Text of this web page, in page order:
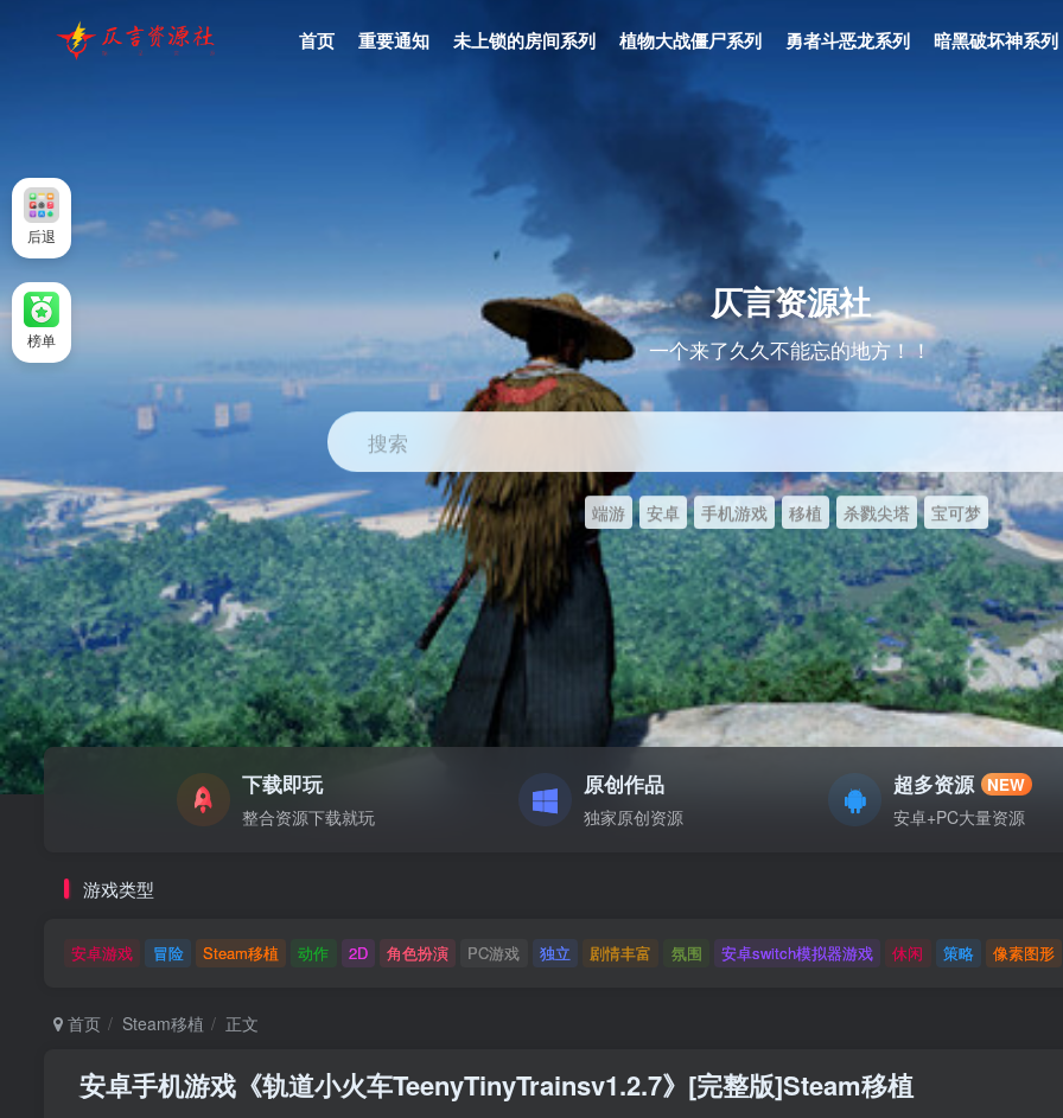
首页 重要通知 未上锁的房间系列 植物大战僵尸系列 勇者斗恶龙系列 暗黑破坏神系列
仄言资源社
一个来了久久不能忘的地方！！
搜索
端游 安卓 手机游戏 移植 杀戮尖塔 宝可梦
下载即玩
整合资源下载就玩
原创作品
独家原创资源
超多资源 NEW
安卓+PC大量资源
游戏类型
安卓游戏 冒险 Steam移植 动作 2D 角色扮演 PC游戏 独立 剧情丰富 氛围 安卓switch模拟器游戏 休闲 策略 像素图形
首页 Steam移植 正文
安卓手机游戏《轨道小火车TeenyTinyTrainsv1.2.7》[完整版]Steam移植
后退
榜单